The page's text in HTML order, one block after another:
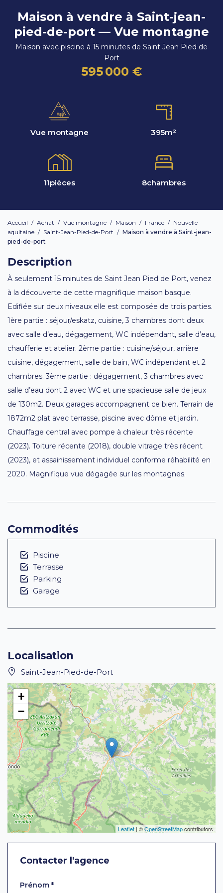
Maison à vendre à Saint-jean-
pied-de-port — Vue montagne
Maison avec piscine à 15 minutes de Saint Jean Pied de
Port
595 000 €
Vue montagne 395m²
11pièces 8chambres
Accueil / Achat / Vue montagne / Maison / France / Nouvelle
aquitaine / Saint-Jean-Pied-de-Port / Maison à vendre à Saint-jean-
pied-de-port
Description
À seulement 15 minutes de Saint Jean Pied de Port, venez
à la découverte de cette magnifique maison basque.
Edifiée sur deux niveaux elle est composée de trois parties.
1ère partie : séjour/eskatz, cuisine, 3 chambres dont deux
avec salle d’eau, dégagement, WC indépendant, salle d’eau,
chaufferie et atelier. 2ème partie : cuisine/séjour, arrière
cuisine, dégagement, salle de bain, WC indépendant et 2
chambres. 3ème partie : dégagement, 3 chambres avec
salle d’eau dont 2 avec WC et une spacieuse salle de jeux
de 130m2. Deux garages accompagnent ce bien. Terrain de
1872m2 plat avec terrasse, piscine avec dôme et jardin.
Chauffage central avec pompe à chaleur très récente
(2023). Toiture récente (2018), double vitrage très récent
(2023), et assainissement individuel conforme réhabilité en
2020. Magnifique vue dégagée sur les montagnes.
Commodités
Piscine
Terrasse
Parking
Garage
Localisation
Saint-Jean-Pied-de-Port
+
−
Leaflet | ©OpenStreetMapcontributors
Contacter l'agence
Laissez ce champ vide
Prénom *